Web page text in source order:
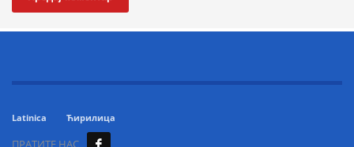
Latinica Ћирилица
ПРАТИТЕ НАС